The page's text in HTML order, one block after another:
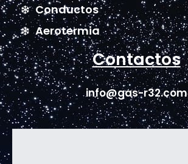
Conductos
Aerotermia
Contactos
info@gas-r32.com